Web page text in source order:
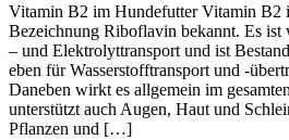
Vitamin B2 im Hundefutter Vitamin B2
Bezeichnung Riboflavin bekannt. Es ist
– und Elektrolyttransport und ist
eben für Wasserstofftransport und -
Daneben wirkt es allgemein im
unterstützt auch Augen, Haut und
Pflanzen und […]